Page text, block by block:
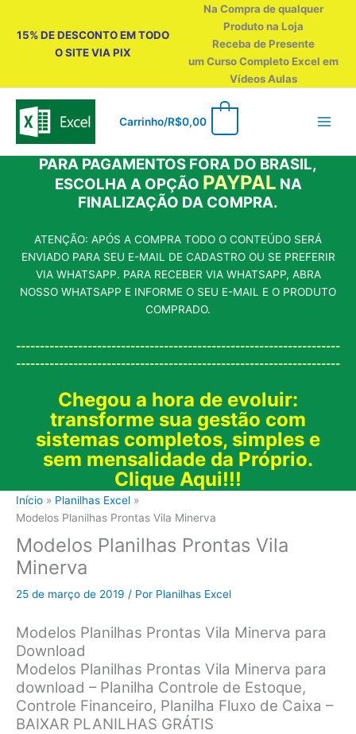
15% DE DESCONTO EM TODO
O SITE VIA PIX
Na Compra de qualquer
Produto na Loja
Receba de Presente
um Curso Completo Excel em
Vídeos Aulas
Carrinho/R$0,00
PARA PAGAMENTOS FORA DO BRASIL,
ESCOLHA A OPÇÃO PAYPAL NA
FINALIZAÇÃO DA COMPRA.
ATENÇÃO: APÓS A COMPRA TODO O CONTEÚDO SERÁ
ENVIADO PARA SEU E-MAIL DE CADASTRO OU SE PREFERIR
VIA WHATSAPP. PARA RECEBER VIA WHATSAPP, ABRA
NOSSO WHATSAPP E INFORME O SEU E-MAIL E O PRODUTO
COMPRADO.
--------------------------------------------------------------------
--------------------------------------------------------------------
Chegou a hora de evoluir:
transforme sua gestão com
sistemas completos, simples e
sem mensalidade da Próprio.
Clique Aqui!!!
Início
Planilhas Excel
Modelos Planilhas Prontas Vila Minerva
Modelos Planilhas Prontas Vila
Minerva
25 de março de 2019 / Por Planilhas Excel
Modelos Planilhas Prontas Vila Minerva para
Download
Modelos Planilhas Prontas Vila Minerva para
download – Planilha Controle de Estoque,
Controle Financeiro, Planilha Fluxo de Caixa –
BAIXAR PLANILHAS GRÁTIS